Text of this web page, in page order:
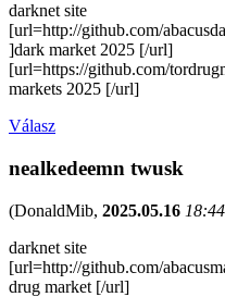
darknet site
[url=http://github.com/
]dark market 2025 [/url]
[url=https://github.com/
markets 2025 [/url]
Válasz
nealkedeemn twusk
(DonaldMib, 2025.05.16 18:44
darknet site
[url=http://github.com/
drug market [/url]